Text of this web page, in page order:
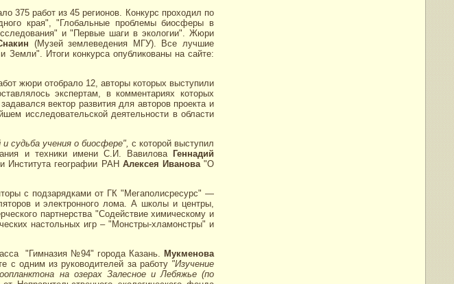
375 работ из 45 регионов. Конкурс проходил по
края", "Глобальные проблемы биосферы в
и "Первые шаги в экологии". Жюри
(Музей землеведения МГУ). Все лучшие
Итоги конкурса опубликованы на сайте:
жюри отобрало 12, авторы которых выступили
экспертам, в комментариях которых
вектор развития для авторов проекта и
исследовательской деятельности в области
судьба учения о биосфере", с которой выступил
и техники имени С.И. ВавиловаГеннадий
Института географии РАН Алексея Иванова"О
с подзарядками от ГК "Мегаполисресурс" —
и электронного лома. А школы и центры,
партнерства "Содействие химическому и
настольных игр – "Монстры-хламонстры" и
"Гимназия №94" города Казань. Мукменова
с одним из руководителей за работу "Изучение
на озерах Залесное и Лебяжье (по